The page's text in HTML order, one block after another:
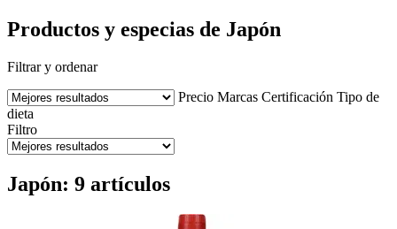
Productos y especias de Japón
Filtrar y ordenar
Precio Marcas Certificación Tipo de
dieta
Filtro
Japón: 9 artículos